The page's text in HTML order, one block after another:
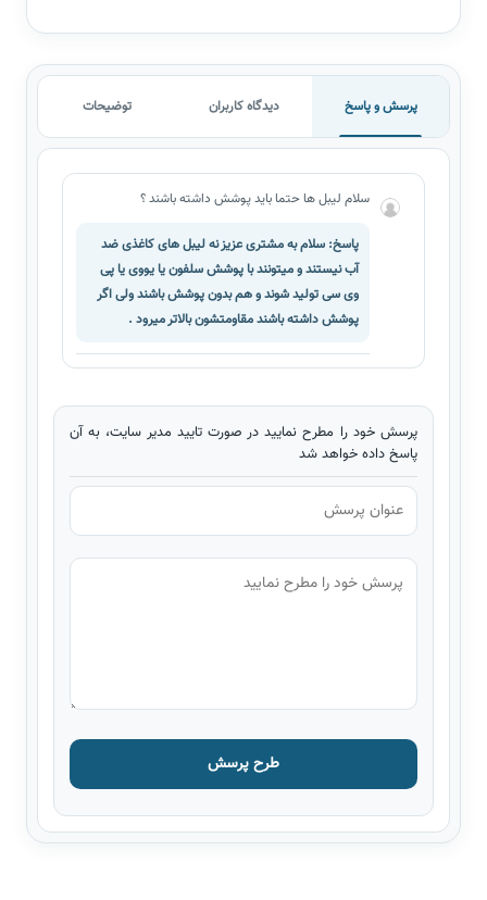
پرسش و پاسخ دیدگاه کاربران توضیحات
سلام لیبل ها حتما باید پوشش داشته باشند ؟
پاسخ: سلام به مشتری عزیز نه لیبل های کاغذی ضد
آب نیستند و میتونند با پوشش سلفون یا یووی یا پی
وی سی تولید شوند و هم بدون پوشش باشند ولی اگر
پوشش داشته باشند مقاومتشون بالاتر میرود .
پرسش خود را مطرح نمایید در صورت تایید مدیر سایت، به آن
پاسخ داده خواهد شد
طرح پرسش